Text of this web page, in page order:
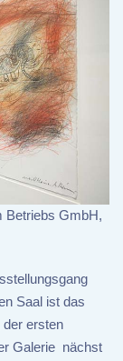
Betriebs GmbH,
Saal ist das
der ersten
Galerie nächst